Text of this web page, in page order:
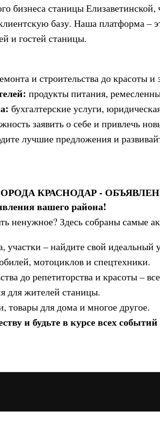
бизнеса станицы
базу. Наша платформа –
и гостей станицы.
и строительства до красоты и
продукты питания,
бухгалтерские услуги,
заявить о себе и привлечь
лучшие предложения и
вашего района!
ненужное? Здесь собраны самые
участки – найдите свой идеальный
мотоциклов и спецтехники.
до репетиторства и красоты –
для жителей станицы.
товары для дома и многое другое.
и будьте в курсе всех
КРАСНОДАР -